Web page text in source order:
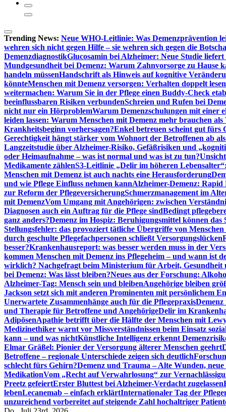
Trending News: Neue WHO-Leitlinie: Was Demenzprävention
wehren sich nicht gegen Hilfe – sie wehren sich gegen die
DemenzdiagnostikGlucosamin bei Alzheimer: Neue Studie
Mundgesundheit bei Demenz: Warum Zahnvorsorge zu Hause
handeln müssenHandschrift als Hinweis auf kognitive
könnteMenschen mit Demenz versorgen: Verhalten doppelt lesen
weitermachen: Warum Sie in der Pflege einen Buddy-Check
beeinflussbaren Risiken verbundenSchreien und Rufen bei
nicht nur ein HörproblemWarum Demenzschulungen mit einer
leiden lassen: Warum Menschen mit Demenz mehr brauchen als
Krankheitsbeginn vorhersagen?Enkel betreuen scheint gut fürs
Gerechtigkeit hängt stärker vom Wohnort der Betroffenen ab
Langzeitstudie über Alzheimer-Risiko, Gefäßrisiken und
oder Heimaufnahme – was ist normal und was ist zu tun?
Medikamente zählenS3-Leitlinie „Delir im höheren
Menschen mit Demenz ist auch nachts eine Herausforderung
und wie Pflege Einfluss nehmen kannAlzheimer-Demenz:
zur Reform der PflegeversicherungSchmerzmanagement im
mit DemenzVom Umgang mit Angehörigen: zwischen
Diagnosen auch ein Auftrag für die Pflege sindBedingt
ganz anders?Demenz im Hospiz: Beruhigungsmittel können das
Stellungsfehler: das provoziert tätliche Übergriffe von Menschen
durch geschulte Pflegefachpersonen schließt Versorgungslücken
besser?Krankenhausreport: was besser werden muss in der
kommen Menschen mit Demenz ins Pflegeheim – und wann ist
wirklich? Nachgefragt beim Ministerium für Arbeit, Gesundheit
bei Demenz: Was lässt bleiben?Neues aus der Forschung:
Alzheimer-Tag: Mensch sein und bleibenAngehörige bleiben
Jackson setzt sich mit anderen Prominenten mit persönlichem
Unerwartete Zusammenhänge auch für die Pflegepraxis
und Therapie für Betroffene und AngehörigeDelir im
AdipösenApathie betrifft über die Hälfte der Menschen mit
Medizinethiker warnt vor Missverständnissen beim Einsatz
kann – und was nichtKünstliche Intelligenz erkennt
Elmar Gräßel: Pionier der Versorgung älterer Menschen geehrt
Betroffene – regionale Unterschiede zeigen sich deutlich
schlecht fürs Gehirn?Demenz und Trauma – Alte Wunden,
MedikationVom „Recht auf Verwahrlosung“ zur
Preetz gefeiertErster Bluttest bei Alzheimer-Verdacht zugelassen
lebenLecanemab – einfach erklärtInternationaler Tag der
unzureichend vorbereitet auf steigende Zahl hochaltriger